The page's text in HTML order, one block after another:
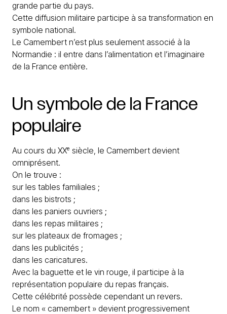
grande partie du pays.
Cette diffusion militaire participe à sa transformation en
symbole national.
Le Camembert n’est plus seulement associé à la
Normandie : il entre dans l’alimentation et l’imaginaire
de la France entière.
Un symbolede la France
populaire
Au cours du XXᵉ siècle, le Camembert devient
omniprésent.
On le trouve :
sur les tables familiales ;
dans les bistrots ;
dans les paniers ouvriers ;
dans les repas militaires ;
sur les plateaux de fromages ;
dans les publicités ;
dans les caricatures.
Avec la baguette et le vin rouge, il participe à la
représentation populaire du repas français.
Cette célébrité possède cependant un revers.
Le nom « camembert » devient progressivement